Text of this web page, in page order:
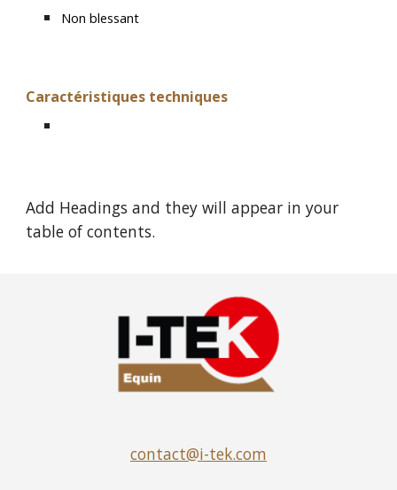
Non blessant
Caractéristiques techniques
Add Headings and they will appear in your
table of contents.
contact@i-tek.com